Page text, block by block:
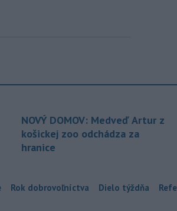
NOVÝ DOMOV: Medveď Artur z
košickej zoo odchádza za
hranice
Rok dobrovoľníctva Dielo týždňa